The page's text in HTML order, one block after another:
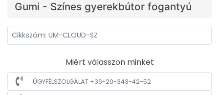
Gumi - Színes gyerekbútor fogantyú
Cikkszám: UM-CLOUD-SZ
Miért válasszon minket
ÜGYFÉLSZOLGÁLAT +36-20-343-42-52